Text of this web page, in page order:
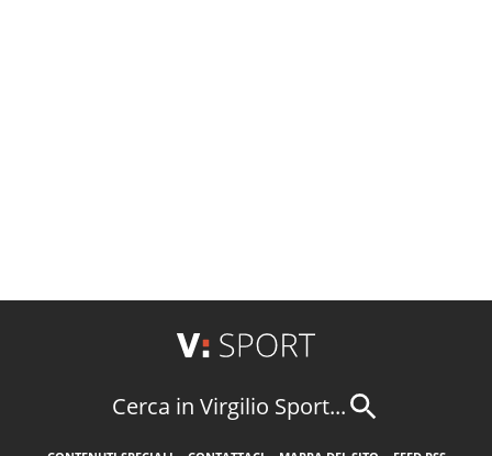
Cerca in Virgilio Sport...